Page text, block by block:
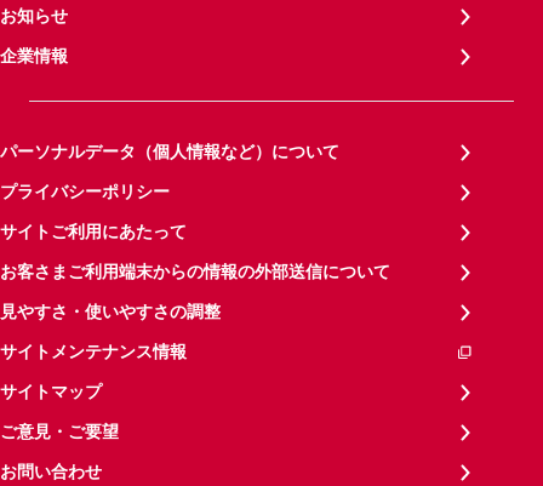
お知らせ
企業情報
パーソナルデータ（個人情報など）について
プライバシーポリシー
サイトご利用にあたって
お客さまご利用端末からの情報の外部送信について
見やすさ・使いやすさの調整
サイトメンテナンス情報
サイトマップ
ご意見・ご要望
お問い合わせ